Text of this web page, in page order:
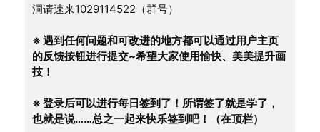
洞请速来1029114522（群号）
※ 遇到任何问题和可改进的地方都可以通过用户主页
的反馈按钮进行提交~希望大家使用愉快、美美提升画
技！
※ 登录后可以进行每日签到了！所谓签了就是学了，
也就是说……总之一起来快乐签到吧！（在顶栏）